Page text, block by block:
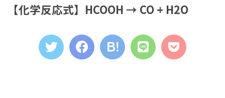
【化学反応式】HCOOH → CO + H2O